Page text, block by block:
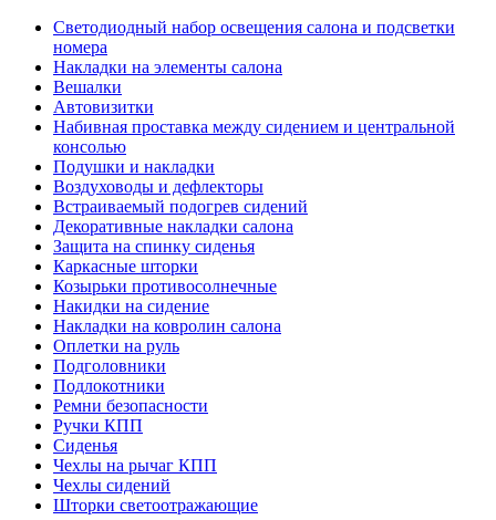
Светодиодный набор освещения салона и подсветки
номера
Накладки на элементы салона
Вешалки
Автовизитки
Набивная проставка между сидением и центральной
консолью
Подушки и накладки
Воздуховоды и дефлекторы
Встраиваемый подогрев сидений
Декоративные накладки салона
Защита на спинку сиденья
Каркасные шторки
Козырьки противосолнечные
Накидки на сидение
Накладки на ковролин салона
Оплетки на руль
Подголовники
Подлокотники
Ремни безопасности
Ручки КПП
Сиденья
Чехлы на рычаг КПП
Чехлы сидений
Шторки светоотражающие